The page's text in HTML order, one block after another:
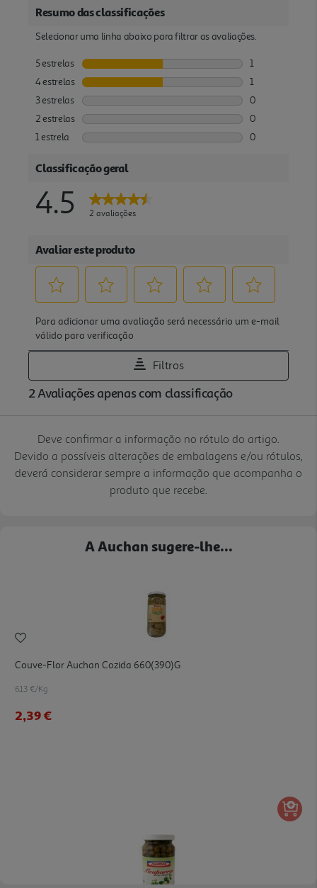
Deve confirmar a informação no rótulo do artigo.
Devido a possíveis alterações de embalagens e/ou rótulos,
deverá considerar sempre a informação que acompanha o
produto que recebe.
A Auchan sugere-lhe...
Couve-Flor Auchan Cozida 660(390)g
6.13 €/Kg
2,39 €